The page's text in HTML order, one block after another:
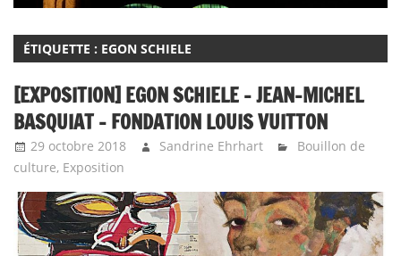
ÉTIQUETTE : EGON SCHIELE
[EXPOSITION] EGON SCHIELE – JEAN-MICHEL
BASQUIAT – FONDATION LOUIS VUITTON
29 octobre 2018 Sandrine Ehrhart
Bouillon de
culture, Exposition